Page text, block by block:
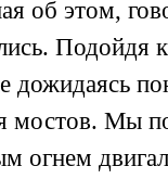
об этом,
Подойдя
дожидаясь
мостов. Мы
огнем